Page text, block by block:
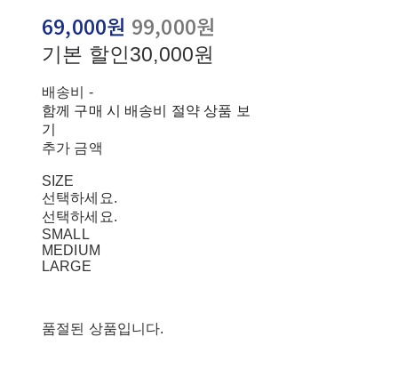
69,000원 99,000원
기본 할인30,000원
배송비 -
함께 구매 시 배송비 절약 상품 보
기
추가 금액
SIZE
선택하세요.
선택하세요.
SMALL
MEDIUM
LARGE
품절된 상품입니다.